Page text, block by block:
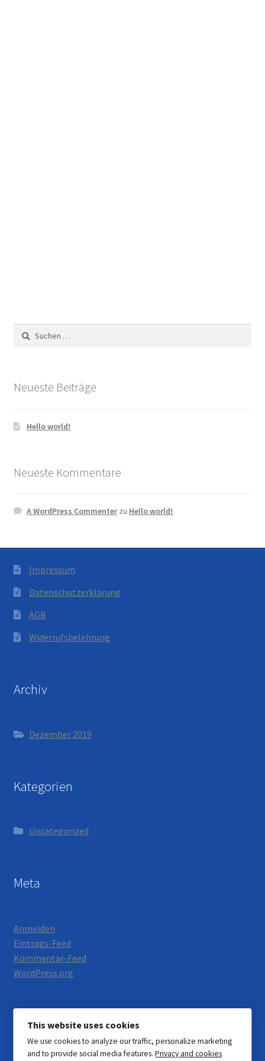
Suchen
nach:
Neueste Beiträge
Hello world!
Neueste Kommentare
A WordPress Commenterzu Hello world!
Impressum
Datenschutzerklärung
AGB
Widerrufsbelehrung
Archiv
Dezember 2019
Kategorien
Uncategorized
Meta
Anmelden
Eintrags-Feed
Kommentar-Feed
WordPress.org
© Motorrad Neumann 2026
This website uses cookies
We use cookies to analyze our traffic, personalize marketing
and to provide social media features.Privacy and cookies